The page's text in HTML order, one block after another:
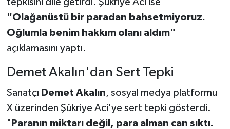
tepkisini dile getirdi. Şükriye Aci ise
"Olağanüstü bir paradan bahsetmiyoruz.
Oğlumla benim hakkım olanı aldım"
açıklamasını yaptı.
Demet Akalın'dan Sert Tepki
Sanatçı Demet Akalın, sosyal medya platformu
X üzerinden Şükriye Aci'ye sert tepki gösterdi.
" Paranın miktarı değil, para alman can sıktı.